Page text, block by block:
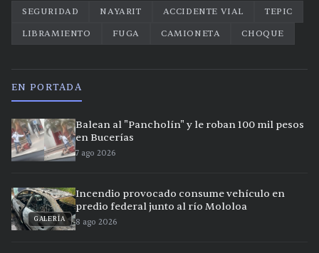
SEGURIDAD NAYARIT ACCIDENTE VIAL
TEPIC
LIBRAMIENTO
FUGA CAMIONETA CHOQUE
EN PORTADA
Balean al "Pancholín" y le roban 100 mil pesos
en Bucerías
7 ago 2026
GALERÍA
Incendio provocado consume vehículo en
predio federal junto al río Mololoa
8 ago 2026